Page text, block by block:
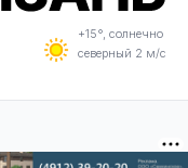
+15°, солнечно
северный 2 м/с